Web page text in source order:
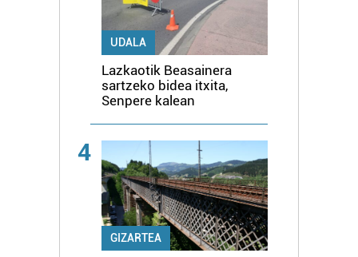
UDALA
Lazkaotik Beasainera
sartzeko bidea itxita,
Senpere kalean
4
GIZARTEA